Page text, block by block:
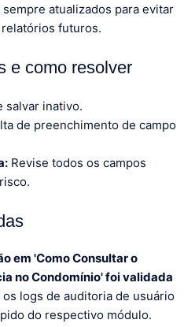
atualizados para evitar
futuros.
e como resolver
salvar inativo.
de preenchimento de campo
Revise todos os campos
em 'Como Consultar o
no Condomínio' foi validada
logs de auditoria de usuário
do respectivo módulo.